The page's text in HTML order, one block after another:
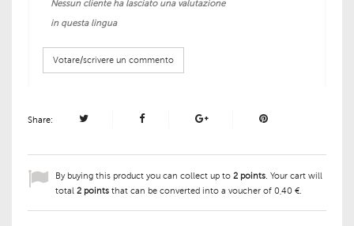
Nessun cliente ha lasciato una valutazione
in questa lingua
Votare/scrivere un commento
Share:
By buying this product you can collect up to 2 points. Your cart will
total 2 points that can be converted into a voucher of 0,40 €.